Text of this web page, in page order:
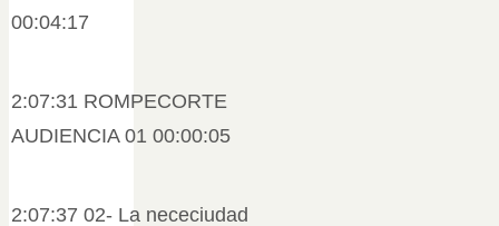
00:04:17
2:07:31 ROMPECORTE
AUDIENCIA 01 00:00:05
2:07:37 02- La nececiudad